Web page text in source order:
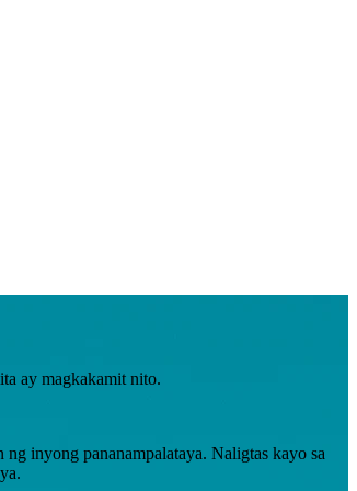
ay magkakamit nito.
inyong pananampalataya. Naligtas kayo sa